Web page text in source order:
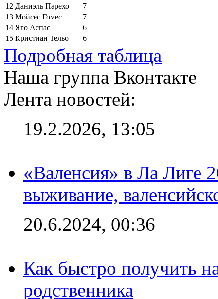
12 Даниэль Парехо
7
13 Мойсес Гомес
7
14 Яго Аспас
6
15 Кристиан Тельо 6
Подробная таблица
Наша группа Вконтакте
Лента новостей:
19.2.2026, 13:05
«Валенсия» в Ла Лиге
выживание,
20.6.2024, 00:36
Как быстро получить
родственника